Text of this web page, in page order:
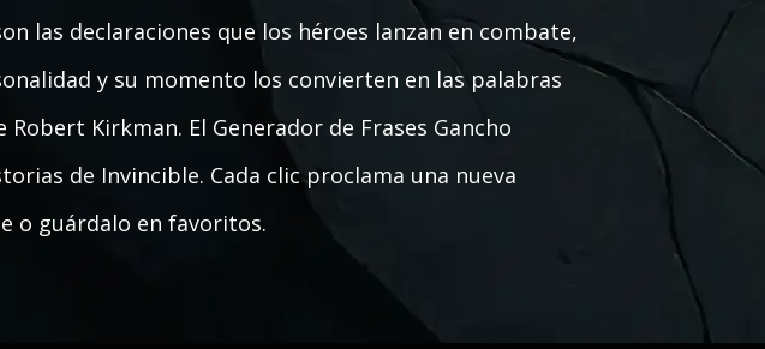
las declaraciones que los héroes lanzan en combate,
y su momento los convierten en las palabras
Kirkman. El Generador de Frases Gancho
de Invincible. Cada clic proclama una nueva
o guárdalo en favoritos.